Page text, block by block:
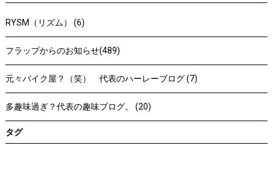
RYSM（リズム） (6)
フラップからのお知らせ(489)
元々バイク屋？（笑） 代表のハーレーブログ (7)
多趣味過ぎ？代表の趣味ブログ。 (20)
タグ